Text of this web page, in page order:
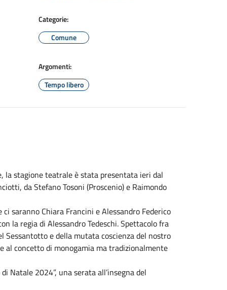
Categorie:
Comune
Argomenti:
Tempo libero
la stagione teatrale è stata presentata ieri dal
da Stefano Tosoni (Proscenio) e Raimondo
saranno Chiara Francini e Alessandro Federico
la regia di Alessandro Tedeschi. Spettacolo fra
e della mutata coscienza del nostro
al concetto di monogamia ma tradizionalmente
Natale 2024”, una serata all’insegna del